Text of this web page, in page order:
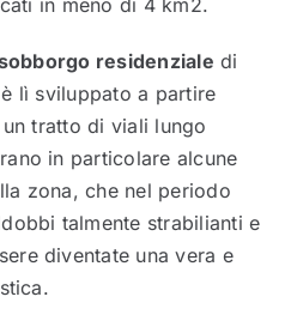
in meno di 4 km2.
residenziale di
lì sviluppato a partire
tratto di viali lungo
in particolare alcune
zona, che nel periodo
talmente strabilianti e
diventate una vera e